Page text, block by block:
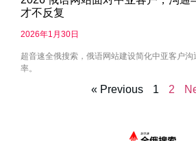
才不反复
2026年1月30日
超音速全俄搜索，俄语网站建设简化中亚客户
率。
« Previous 1 2